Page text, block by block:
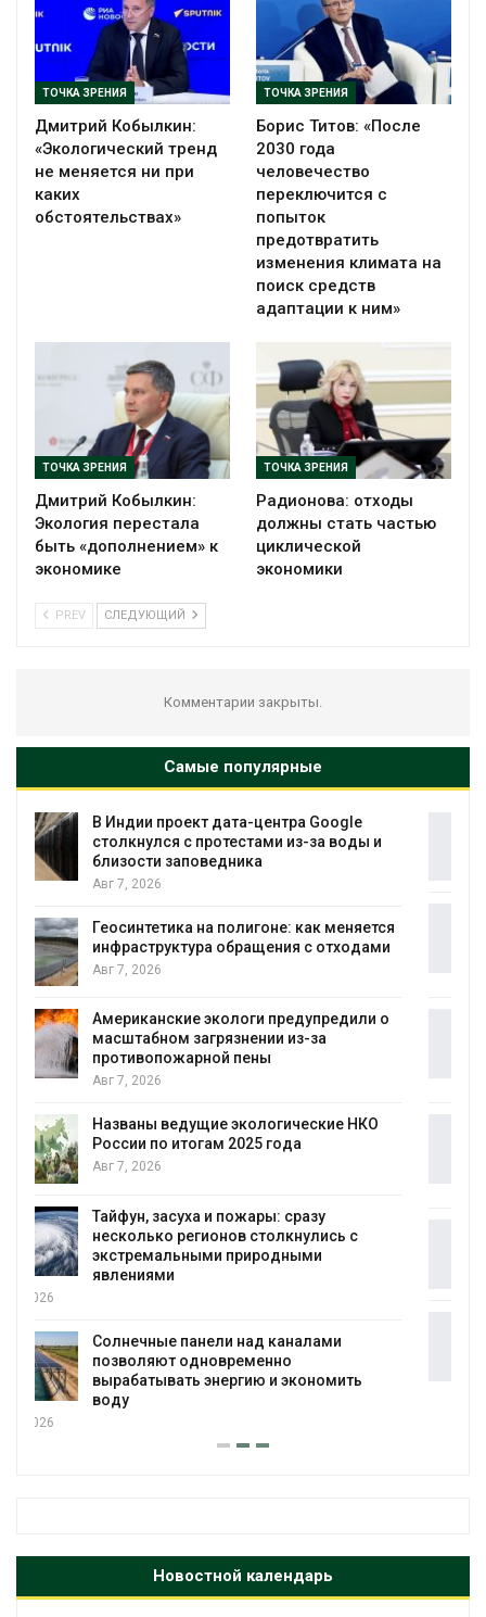
ТОЧКА ЗРЕНИЯ
Дмитрий Кобылкин:
«Экологический тренд
не меняется ни при
каких
обстоятельствах»
ТОЧКА ЗРЕНИЯ
Борис Титов: «После
2030 года
человечество
переключится с
попыток
предотвратить
изменения климата на
поиск средств
адаптации к ним»
ТОЧКА ЗРЕНИЯ
Дмитрий Кобылкин:
Экология перестала
быть «дополнением» к
экономике
ТОЧКА ЗРЕНИЯ
Радионова: отходы
должны стать частью
циклической
экономики
PREV СЛЕДУЮЩИЙ
Комментарии закрыты.
Самые популярные
Дождевая вода с крыш может помочь
городам переживать жару
Авг 7, 2026
строительство мусорных объектов и
уборку контейнерных площадок
Панамский канал вновь ограничивает
загрузку судов из-за дефицита пресной
воды
В китайской провинции Шэньси из-за
паводков эвакуировали более 140 тыс.
МЕГА и ВкусВилл установили
экообменники для сбора вторсырья
Авг 6, 2026
воду из воздуха с помощью ветра
Авг 6, 2026
Новостной календарь